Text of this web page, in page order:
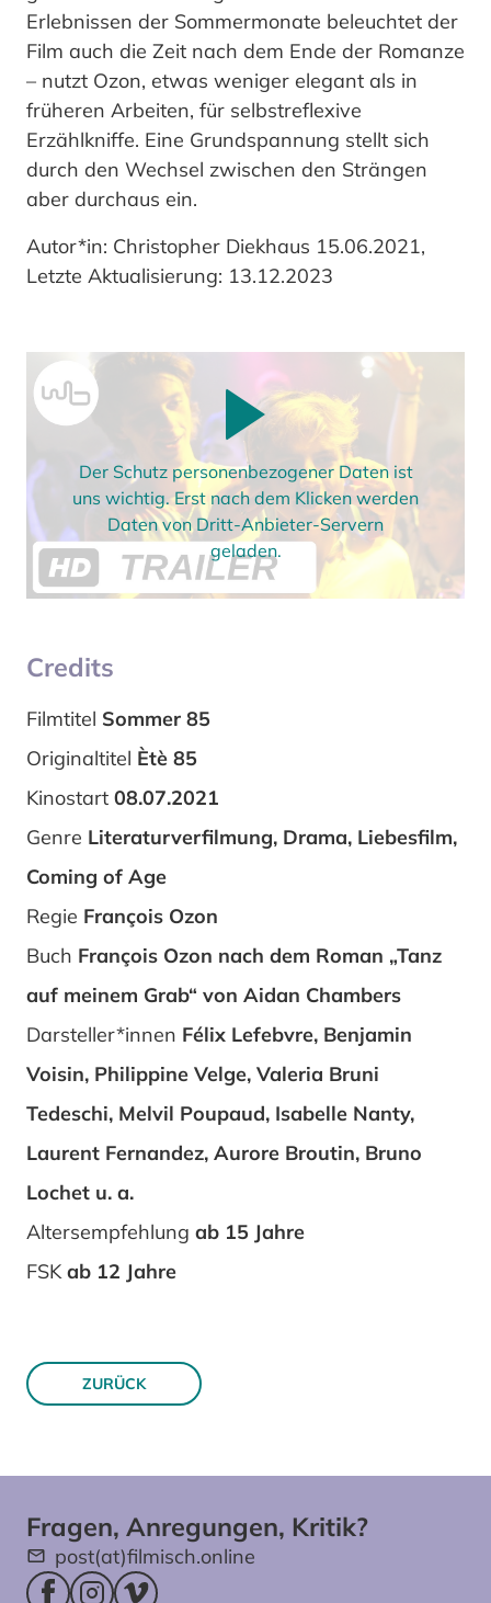
Erlebnissen der Sommermonate beleuchtet der
Film auch die Zeit nach dem Ende der Romanze
– nutzt Ozon, etwas weniger elegant als in
früheren Arbeiten, für selbstreflexive
Erzählkniffe. Eine Grundspannung stellt sich
durch den Wechsel zwischen den Strängen
aber durchaus ein.
Autor*in: Christopher Diekhaus 15.06.2021,
Letzte Aktualisierung: 13.12.2023
Der Schutz personenbezogener Daten ist
uns wichtig. Erst nach dem Klicken werden
Daten von Dritt-Anbieter-Servern
geladen.
Credits
Filmtitel Sommer 85
Originaltitel Ètè 85
Kinostart 08.07.2021
Genre Literaturverfilmung, Drama, Liebesfilm,
Coming of Age
Regie François Ozon
Buch François Ozon nach dem Roman „Tanz
auf meinem Grab“ von Aidan Chambers
Darsteller*innen Félix Lefebvre, Benjamin
Voisin, Philippine Velge, Valeria Bruni
Tedeschi, Melvil Poupaud, Isabelle Nanty,
Laurent Fernandez, Aurore Broutin, Bruno
Lochet u. a.
Altersempfehlung ab 15 Jahre
FSK ab 12 Jahre
ZURÜCK
Fragen, Anregungen, Kritik?
post(at)filmisch.online